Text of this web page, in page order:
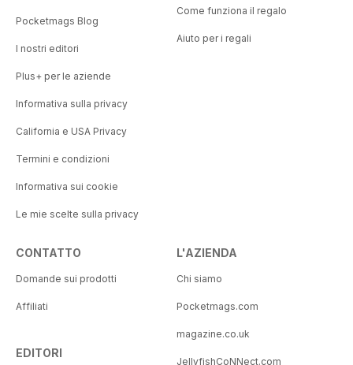
Pocketmags Blog
I nostri editori
Plus+ per le aziende
Informativa sulla privacy
California e USA Privacy
Termini e condizioni
Informativa sui cookie
Le mie scelte sulla privacy
Come funziona il regalo
Aiuto per i regali
CONTATTO
Domande sui prodotti
Affiliati
EDITORI
L'AZIENDA
Chi siamo
Pocketmags.com
magazine.co.uk
JellyfishCoNNect.com